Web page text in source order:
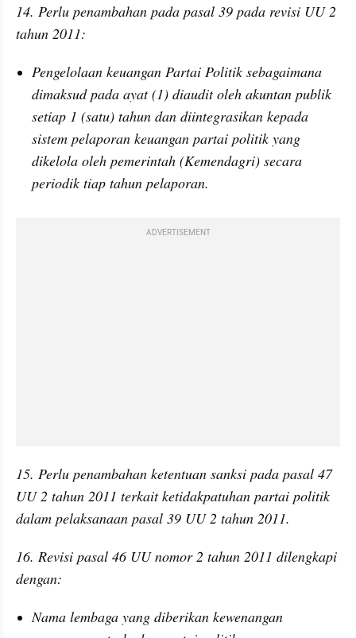
14. Perlu penambahan pada pasal 39 pada revisi UU 2
tahun 2011:
Pengelolaan keuangan Partai Politik sebagaimana
dimaksud pada ayat (1) diaudit oleh akuntan publik
setiap 1 (satu) tahun dan diintegrasikan kepada
sistem pelaporan keuangan partai politik yang
dikelola oleh pemerintah (Kemendagri) secara
periodik tiap tahun pelaporan.
ADVERTISEMENT
15. Perlu penambahan ketentuan sanksi pada pasal 47
UU 2 tahun 2011 terkait ketidakpatuhan partai politik
dalam pelaksanaan pasal 39 UU 2 tahun 2011.
16. Revisi pasal 46 UU nomor 2 tahun 2011 dilengkapi
dengan:
Nama lembaga yang diberikan kewenangan